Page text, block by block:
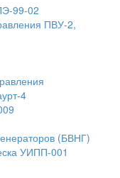
99-02
ПВУ-2,
4
(БВНГ)
УИПП-001